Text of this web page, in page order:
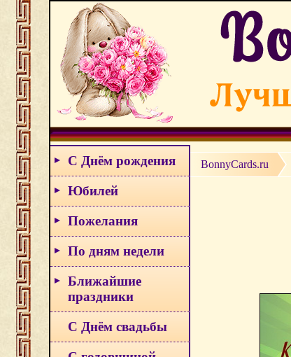
С Днём рождения
Юбилей
Пожелания
По дням недели
Ближайшие
праздники
С Днём свадьбы
BonnyCards.ru